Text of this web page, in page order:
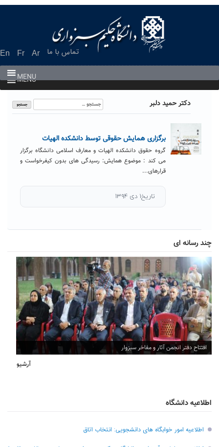
En Fr Ar تماس با ما
MENU
MENU
دکتر حمید دلبر
جستجو
برای:
برگزاری همایش حقوقی توسط دانشکده الهیات
گروه حقوق دانشکده الهیات و معارف اسلامی دانشگاه برگزار
می کند : موضوع همایش: رسیدگی­ های بدون کیفرخواست و
قرارهای...
تاریخ۱ دی ۱۳۹۴
چند رسانه ای
افتتاح دفتر انجمن آثار و مفاخر سبزوار
آرشیو
اطلاعیه دانشگاه
اطلاعیه امور خوابگاه های دانشجویی: انتخاب اتاق